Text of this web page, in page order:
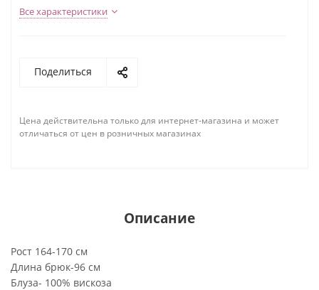
Все характеристики
Поделиться
Цена действительна только для интернет-магазина и может
отличаться от цен в розничных магазинах
Описание
Рост 164-170 см
Длина брюк-96 см
Блуза- 100% вискоза